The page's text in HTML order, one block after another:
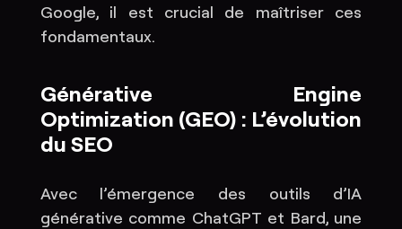
Google, il est crucial de maîtriser ces
fondamentaux.
Générative Engine
Optimization (GEO) : L’évolution
du SEO
Avec l’émergence des outils d’IA
générative comme ChatGPT et Bard, une